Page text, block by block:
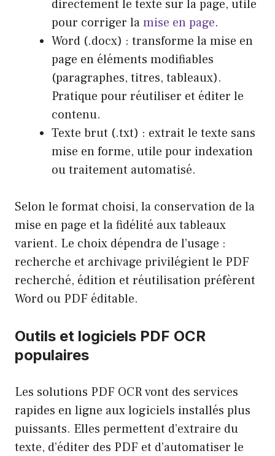
directement le texte sur la page, utile
pour corriger lamise en page.
Word (.docx) : transforme la mise en
page en éléments modifiables
(paragraphes, titres, tableaux).
Pratique pour réutiliser et éditer le
contenu.
Texte brut (.txt) : extrait le texte sans
mise en forme, utile pour indexation
ou traitement automatisé.
Selon le format choisi, la conservation de la
mise en page et la fidélité aux tableaux
varient. Le choix dépendra de l’usage :
recherche et archivage privilégient le PDF
recherché, édition et réutilisation préfèrent
Word ou PDF éditable.
Outils et logiciels PDF OCR
populaires
Les solutions PDF OCR vont des services
rapides en ligne aux logiciels installés plus
puissants. Elles permettent d’extraire du
texte, d’éditer des PDF et d’automatiser le